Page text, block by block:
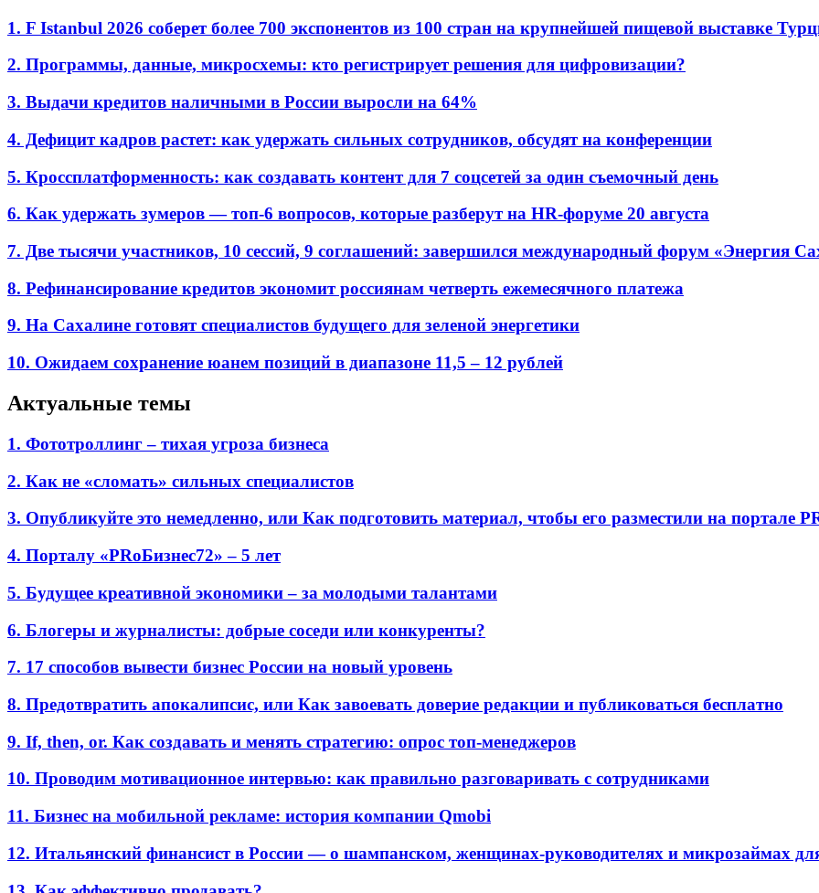
1. F Istanbul 2026 соберет более 700 экспонентов из 100 стран на крупнейшей пищевой выставке
2. Программы, данные, микросхемы: кто регистрирует решения для цифровизации?
3. Выдачи кредитов наличными в России выросли на 64%
4. Дефицит кадров растет: как удержать сильных сотрудников, обсудят на конференции
5. Кроссплатформенность: как создавать контент для 7 соцсетей за один съемочный день
6. Как удержать зумеров — топ-6 вопросов, которые разберут на HR-форуме 20 августа
7. Две тысячи участников, 10 сессий, 9 соглашений: завершился международный форум «Энергия
8. Рефинансирование кредитов экономит россиянам четверть ежемесячного платежа
9. На Сахалине готовят специалистов будущего для зеленой энергетики
10. Ожидаем сохранение юанем позиций в диапазоне 11,5 – 12 рублей
Актуальные темы
1. Фототроллинг – тихая угроза бизнеса
2. Как не «сломать» сильных специалистов
3. Опубликуйте это немедленно, или Как подготовить материал, чтобы его разместили на портале
4. Порталу «PRоБизнес72» – 5 лет
5. Будущее креативной экономики – за молодыми талантами
6. Блогеры и журналисты: добрые соседи или конкуренты?
7. 17 способов вывести бизнес России на новый уровень
8. Предотвратить апокалипсис, или Как завоевать доверие редакции и публиковаться бесплатно
9. If, then, or. Как создавать и менять стратегию: опрос топ-менеджеров
10. Проводим мотивационное интервью: как правильно разговаривать с сотрудниками
11. Бизнес на мобильной рекламе: история компании Qmobi
12. Итальянский финансист в России — о шампанском, женщинах-руководителях и микрозаймах